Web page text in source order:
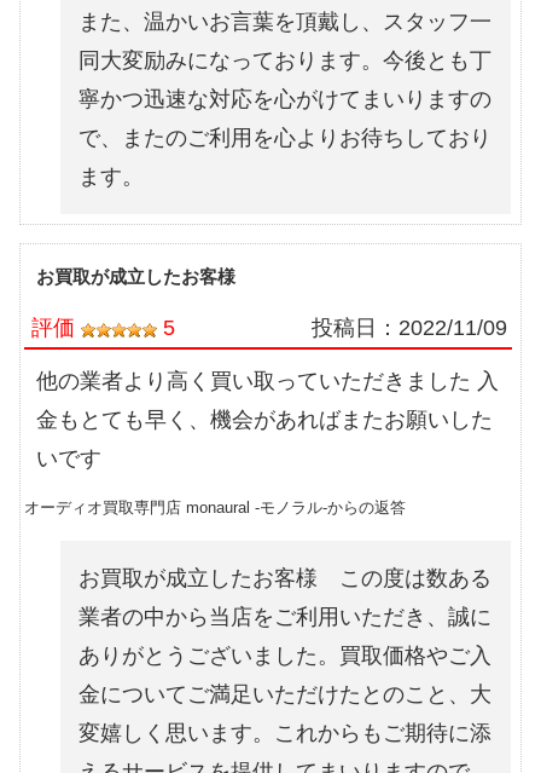
また、温かいお言葉を頂戴し、スタッフ一
同大変励みになっております。今後とも丁
寧かつ迅速な対応を心がけてまいりますの
で、またのご利用を心よりお待ちしており
ます。
お買取が成立したお客様
評価 5 投稿日： 2022/11/09
他の業者より高く買い取っていただきました 入
金もとても早く、機会があればまたお願いした
いです
オーディオ買取専門店 monaural -モノラル-からの返答
お買取が成立したお客様 この度は数ある
業者の中から当店をご利用いただき、誠に
ありがとうございました。買取価格やご入
金についてご満足いただけたとのこと、大
変嬉しく思います。これからもご期待に添